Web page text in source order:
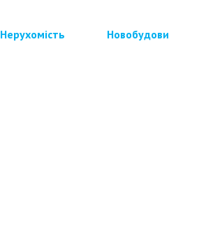
Нерухомість Новобудови